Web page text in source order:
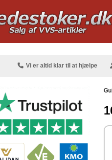
Vi er altid klar til at hjælpe